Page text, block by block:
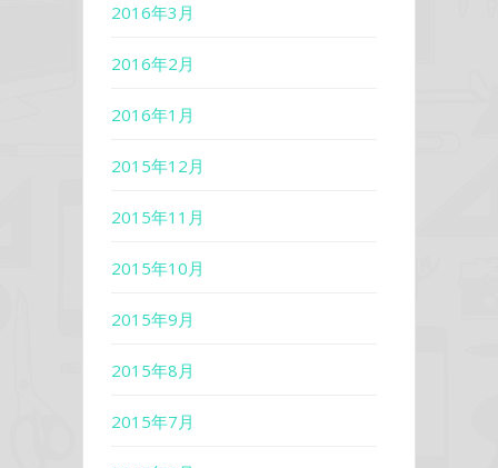
2016年3月
2016年2月
2016年1月
2015年12月
2015年11月
2015年10月
2015年9月
2015年8月
2015年7月